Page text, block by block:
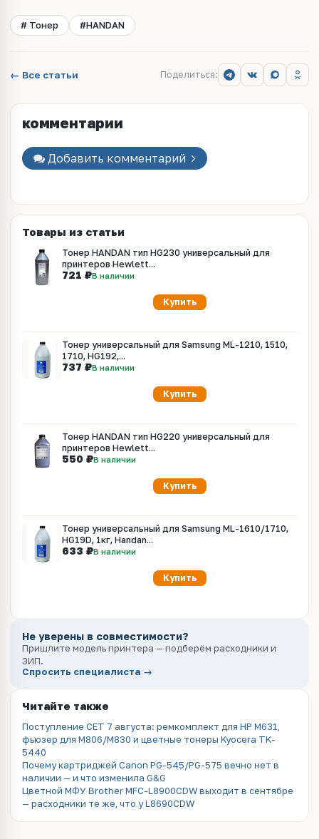
# Тонер #HANDAN
← Все статьи Поделиться:
комментарии
Добавить комментарий
Товары из статьи
Тонер HANDAN тип HG230 универсальный для
принтеров Hewlett...
721 ₽В наличии
Купить
Тонер универсальный для Samsung ML-1210, 1510,
1710, HG192,...
737 ₽В наличии
Купить
Тонер HANDAN тип HG220 универсальный для
принтеров Hewlett...
550 ₽В наличии
Купить
Тонер универсальный для Samsung ML-1610/1710,
HG19D, 1кг, Handan...
633 ₽В наличии
Купить
Не уверены в совместимости?
Пришлите модель принтера — подберём расходники и
ЗИП.
Спросить специалиста →
Читайте также
Поступление CET 7 августа: ремкомплект для HP M631,
фьюзер для M806/M830 и цветные тонеры Kyocera TK-
5440
Почему картриджей Canon PG-545/PG-575 вечно нет в
наличии — и что изменила G&G
Цветной МФУ Brother MFC-L8900CDW выходит в сентябре
— расходники те же, что у L8690CDW